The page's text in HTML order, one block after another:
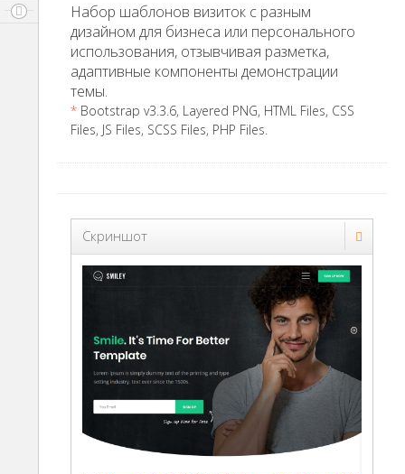
Набор шаблонов визиток с разным
дизайном для бизнеса или персонального
использования, отзывчивая разметка,
адаптивные компоненты демонстрации
темы.
* Bootstrap v3.3.6, Layered PNG, HTML Files, CSS
Files, JS Files, SCSS Files, PHP Files.
Скриншот